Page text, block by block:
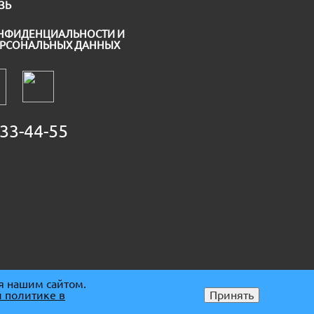
И
ДАННЫХ
44-55
нашим сайтом.
в
Принять